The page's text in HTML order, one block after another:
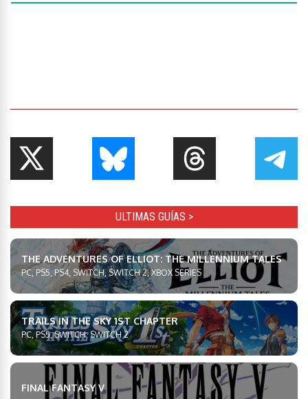
ULTIMAS GUÍAS >
THE ADVENTURES OF ELLIOT: THE MILLENNIUM TALES
PC, PS5, PS4, SWITCH, SWITCH 2, XBOX SERIES
TRAILS IN THE SKY 1ST CHAPTER
PC, PS5, SWITCH, SWITCH 2
FINAL FANTASY V